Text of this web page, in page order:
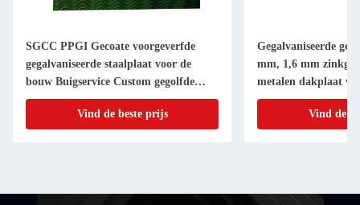
SGCC PPGI Gecoate voorgeverfde
gegalvaniseerde staalplaat voor de
bouw Buigservice Custom gegolfde
dakplaat
Vind de beste prijs
Gegalvaniseerde
mm, 1,6 mm
metalen dakplaat
en -constructie
Vind de